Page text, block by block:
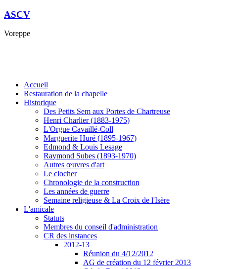
ASCV
Voreppe
Accueil
Restauration de la chapelle
Historique
Des Petits Sem aux Portes de Chartreuse
Henri Charlier (1883-1975)
L'Orgue Cavaillé-Coll
Marguerite Huré (1895-1967)
Edmond & Louis Lesage
Raymond Subes (1893-1970)
Autres œuvres d'art
Le clocher
Chronologie de la construction
Les années de guerre
Semaine religieuse & La Croix de l'Isère
L'amicale
Statuts
Membres du conseil d'administration
CR des instances
2012-13
Réunion du 4/12/2012
AG de création du 12 février 2013